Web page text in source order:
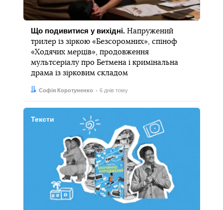
Що подивитися у вихідні. Напружений
трилер із зіркою «Безсоромних», спіноф
«Ходячих мерців», продовження
мультсеріалу про Бетмена і кримінальна
драма із зірковим складом
Автор:
Софія Коротуненко
Дата: 6 днів тому
Тексти